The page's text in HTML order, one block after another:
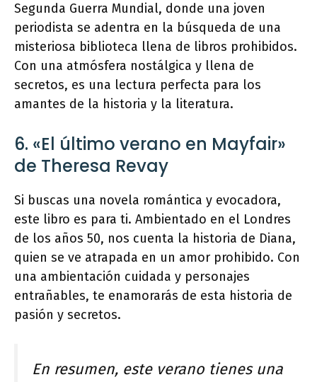
Segunda Guerra Mundial, donde una joven
periodista se adentra en la búsqueda de una
misteriosa biblioteca llena de libros prohibidos.
Con una atmósfera nostálgica y llena de
secretos, es una lectura perfecta para los
amantes de la historia y la literatura.
6. «El último verano en Mayfair»
de Theresa Revay
Si buscas una novela romántica y evocadora,
este libro es para ti. Ambientado en el Londres
de los años 50, nos cuenta la historia de Diana,
quien se ve atrapada en un amor prohibido. Con
una ambientación cuidada y personajes
entrañables, te enamorarás de esta historia de
pasión y secretos.
En resumen, este verano tienes una